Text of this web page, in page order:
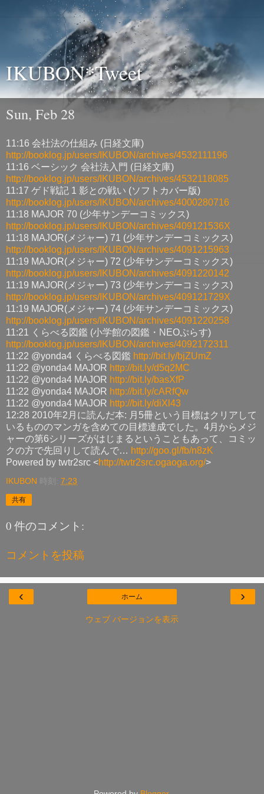
IKUBON*Tweet
Sun, Feb 28
11:16 会社法の仕組み (日経文庫)
http://booklog.jp/users/IKUBON/archives/4532111196
11:16 ベーシック 会社法入門 (日経文庫)
http://booklog.jp/users/IKUBON/archives/4532118085
11:17 ゲド戦記 1 影との戦い (ソフトカバー版)
http://booklog.jp/users/IKUBON/archives/4000280716
11:18 MAJOR 70 (少年サンデーコミックス)
http://booklog.jp/users/IKUBON/archives/409121536X
11:18 MAJOR(メジャー) 71 (少年サンデーコミックス)
http://booklog.jp/users/IKUBON/archives/4091215963
11:19 MAJOR(メジャー) 72 (少年サンデーコミックス)
http://booklog.jp/users/IKUBON/archives/4091220142
11:19 MAJOR(メジャー) 73 (少年サンデーコミックス)
http://booklog.jp/users/IKUBON/archives/409121729X
11:19 MAJOR(メジャー) 74 (少年サンデーコミックス)
http://booklog.jp/users/IKUBON/archives/4091220258
11:21 くらべる図鑑 (小学館の図鑑・NEOぷらす)
http://booklog.jp/users/IKUBON/archives/4092172311
11:22 @yonda4 くらべる図鑑 http://bit.ly/bjZUmZ
11:22 @yonda4 MAJOR http://bit.ly/d5q2MC
11:22 @yonda4 MAJOR http://bit.ly/basXfP
11:22 @yonda4 MAJOR http://bit.ly/cARfQw
11:22 @yonda4 MAJOR http://bit.ly/diXl43
12:28 2010年2月に読んだ本: 月5冊という目標はクリアして
いるもののマンガを含めての目標達成でした。4月からメジ
ャーの第6シリーズがはじまるということもあって、コミッ
クの方で先回りして読んで… http://goo.gl/fb/n8zK
Powered by twtr2src <http://twtr2src.ogaoga.org/>
IKUBON 時刻: 7:23
共有
0 件のコメント:
コメントを投稿
‹ ›
ホーム
ウェブ バージョンを表示